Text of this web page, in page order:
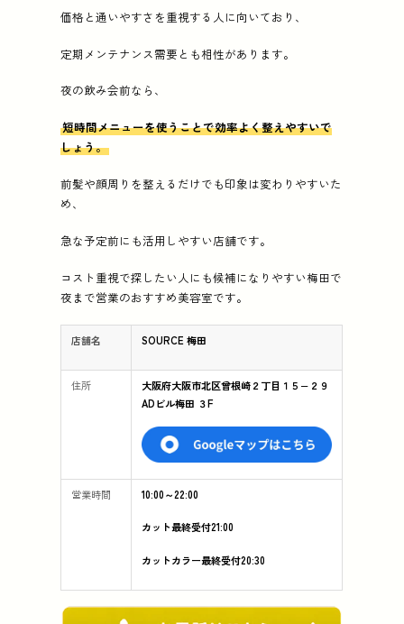
価格と通いやすさを重視する人に向いており、
定期メンテナンス需要とも相性があります。
夜の飲み会前なら、
短時間メニューを使うことで効率よく整えやすいで
しょう。
前髪や顔周りを整えるだけでも印象は変わりやすいた
め、
急な予定前にも活用しやすい店舗です。
コスト重視で探したい人にも候補になりやすい梅田で
夜まで営業のおすすめ美容室です。
店舗名 SOURCE 梅田
住所
大阪府大阪市北区曾根崎２丁目１５−２９
ADビル梅田 ３F
営業時間 10:00～22:00
カット最終受付21:00
カットカラー最終受付20:30